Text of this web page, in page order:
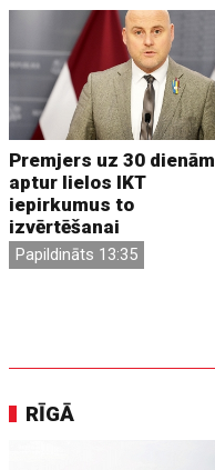
Premjers uz 30 dienām
aptur lielos IKT
iepirkumus to
izvērtēšanai
Papildināts 13:35
RĪGĀ